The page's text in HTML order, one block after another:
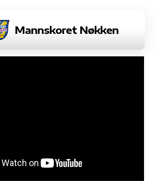
Mannskoret Nøkken